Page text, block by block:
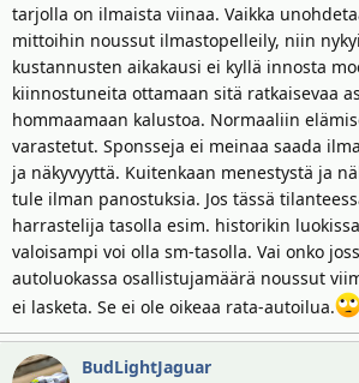
tarjolla on ilmaista viinaa. Vaikka
mittoihin noussut ilmastopelleily, niin
kustannusten aikakausi ei kyllä innosta
kiinnostuneita ottamaan sitä ratkaisevaa
hommaamaan kalustoa. Normaaliin
varastetut. Sponsseja ei meinaa saada
ja näkyvyyttä. Kuitenkaan menestystä ja
tule ilman panostuksia. Jos tässä
harrastelija tasolla esim. historikin
valoisampi voi olla sm-tasolla. Vai onko
autoluokassa osallistujamäärä noussut
ei lasketa. Se ei ole oikeaa rata-autoilua.
BudLightJaguar